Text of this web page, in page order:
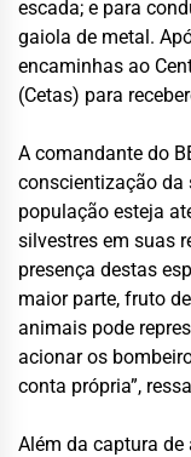
escada; e para
gaiola de metal.
encaminhas ao
(Cetas) para
A comandante do
conscientização da
população esteja
silvestres em suas
presença destas
maior parte, fruto
animais pode
acionar os
conta própria”,
Além da captura de